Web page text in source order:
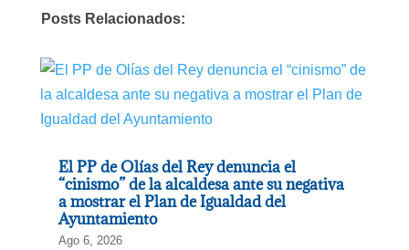
Posts Relacionados:
El PP de Olías del Rey denuncia el
“cinismo” de la alcaldesa ante su negativa
a mostrar el Plan de Igualdad del
Ayuntamiento
Ago 6, 2026